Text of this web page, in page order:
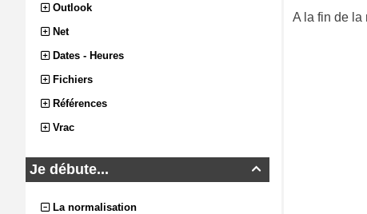
Outlook
Net
Dates - Heures
Fichiers
Références
Vrac

Je débute...
La normalisation
A la fin de la